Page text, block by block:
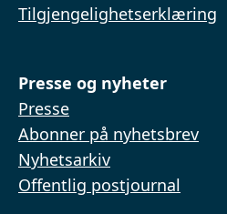
Tilgjengelighetserklæring
Presse og nyheter
Presse
Abonner på nyhetsbrev
Nyhetsarkiv
Offentlig postjournal